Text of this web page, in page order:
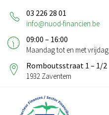
03 226 28 01
info@nuod-financien.be
09:00 – 16:00
Maandag tot en met vrijdag
Romboutsstraat 1 – 1/2
1932 Zaventem